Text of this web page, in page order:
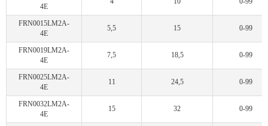
4E
FRN0015LM2A-
4E
5,5 15 0-99
FRN0019LM2A-
4E
7,5 18,5 0-99
FRN0025LM2A-
4E
11 24,5 0-99
FRN0032LM2A-
4E
15 32 0-99